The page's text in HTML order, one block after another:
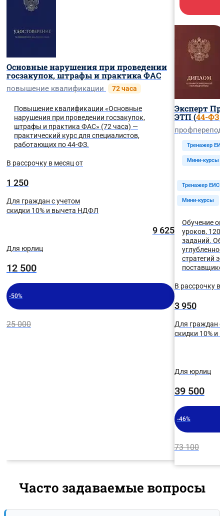
Основные нарушения при проведении
госзакупок, штрафы и практика ФАС
повышение квалификации 72 часа
Повышение квалификации «Основные
нарушения при проведении госзакупок,
штрафы и практика ФАС» (72 часа) —
практический курс для специалистов,
работающих по 44-ФЗ.
В рассрочку в месяц от
1 250
Для граждан с учетом
скидки 10% и вычета НДФЛ
9 625
Для юрлиц
12 500
-50%
25 000
Эксперт
ЭТП (44-ФЗ
Тренажер ЕИС
Мини-курсы
Тренажер ЕИС
Мини-курсы
Обучение
уроков, 120
заданий.
стратегий
В рассрочку в
3 950
Для граждан
скидки 10% и
Для юрлиц
39 500
-46%
73 100
Часто задаваемые вопросы